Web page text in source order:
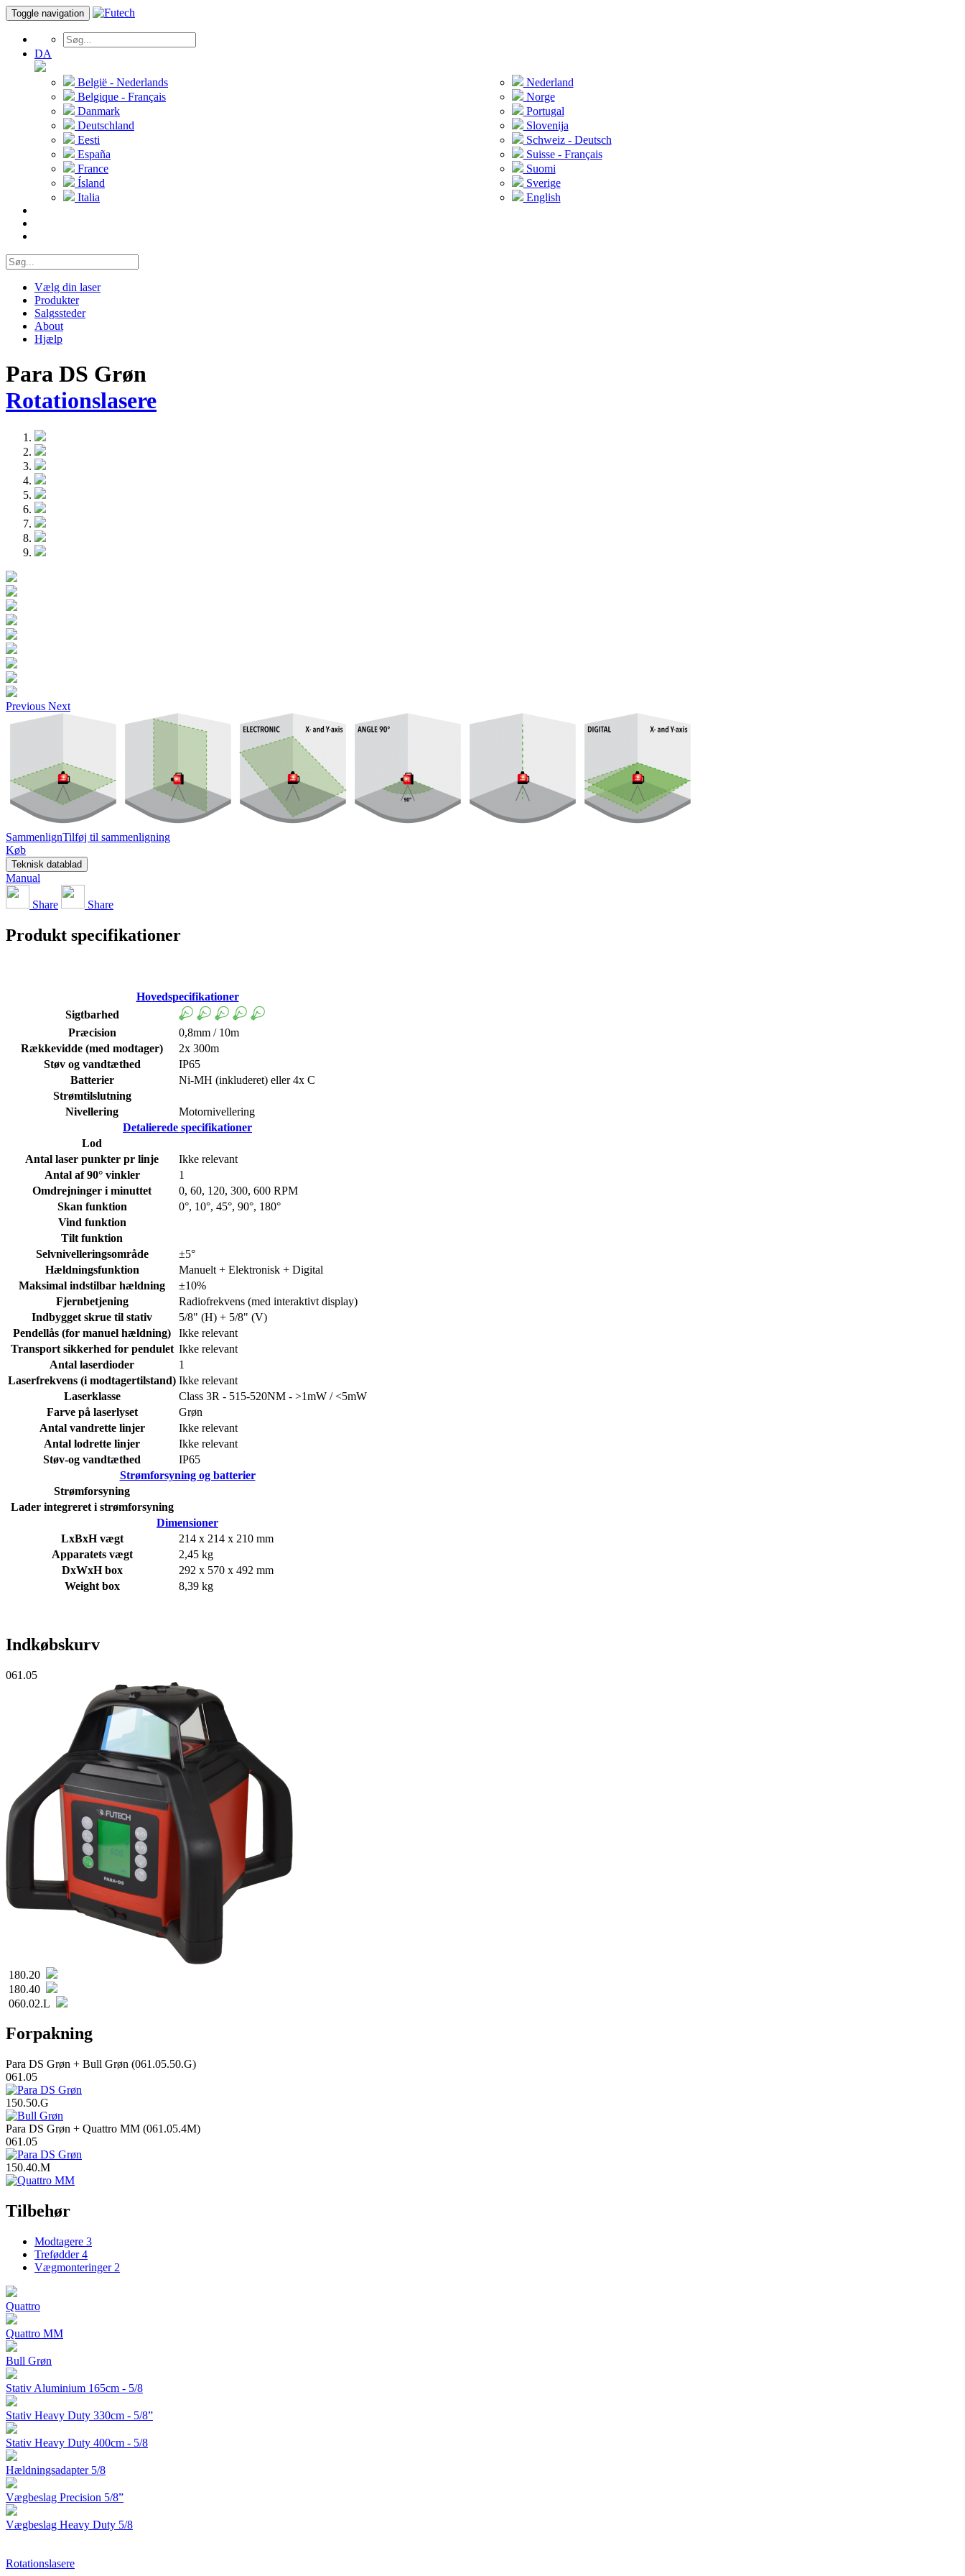
Toggle navigation
DA
België - Nederlands
Belgique - Français
Danmark
Deutschland
Eesti
España
France
Ísland
Italia
Nederland
Norge
Portugal
Slovenija
Schweiz - Deutsch
Suisse - Français
Suomi
Sverige
English
Vælg din laser
Produkter
Salgssteder
About
Hjælp
Para DS Grøn
Rotationslasere
Previous Next
SammenlignTilføj til sammenligning
Køb
Teknisk datablad
Manual
Share Share
Produkt specifikationer
Hovedspecifikationer
Sigtbarhed
Præcision
0,8mm / 10m
Rækkevidde (med modtager)
2x 300m
Støv og vandtæthed
IP65
Batterier
Ni-MH (inkluderet) eller 4x C
Strømtilslutning
Nivellering
Motornivellering
Detalierede specifikationer
Lod
Antal laser punkter pr linje
Ikke relevant
Antal af 90° vinkler
1
Omdrejninger i minuttet
0, 60, 120, 300, 600 RPM
Skan funktion
0°, 10°, 45°, 90°, 180°
Vind funktion
Tilt funktion
Selvnivelleringsområde
±5°
Hældningsfunktion
Manuelt + Elektronisk + Digital
Maksimal indstilbar hældning
±10%
Fjernbetjening
Radiofrekvens (med interaktivt display)
Indbygget skrue til stativ
5/8" (H) + 5/8" (V)
Pendellås (for manuel hældning)
Ikke relevant
Transport sikkerhed for pendulet Ikke relevant
Antal laserdioder
1
Laserfrekvens (i modtagertilstand) Ikke relevant
Laserklasse
Class 3R - 515-520NM - >1mW / <5mW
Farve på laserlyset
Grøn
Antal vandrette linjer
Ikke relevant
Antal lodrette linjer
Ikke relevant
Støv-og vandtæthed
IP65
Strømforsyning og batterier
Strømforsyning
Lader integreret i strømforsyning
Dimensioner
LxBxH vægt
214 x 214 x 210 mm
Apparatets vægt
2,45 kg
DxWxH box
292 x 570 x 492 mm
Weight box
8,39 kg
Indkøbskurv
061.05
180.20
180.40
060.02.L
Forpakning
Para DS Grøn + Bull Grøn (061.05.50.G)
061.05
150.50.G
Para DS Grøn + Quattro MM (061.05.4M)
061.05
150.40.M
Tilbehør
Modtagere 3
Trefødder4
Vægmonteringer 2
Quattro
Quattro MM
Bull Grøn
Stativ Aluminium 165cm - 5/8
Stativ Heavy Duty 330cm - 5/8”
Stativ Heavy Duty 400cm - 5/8
Hældningsadapter 5/8
Vægbeslag Precision 5/8”
Vægbeslag Heavy Duty 5/8
Rotationslasere